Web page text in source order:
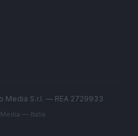
Media S.r.l. — REA 2729933
— Italia